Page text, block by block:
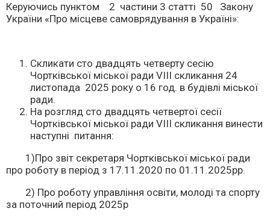
Керуючись пунктом 2 частини 3 статті 50 Закону
України «Про місцеве самоврядування в Україні»:
Скликати сто двадцять четверту сесію
Чортківської міської ради VІІІ скликання 24
листопада 2025 року о 16 год. в будівлі міської
ради.
На розгляд сто двадцять четвертої сесії
Чортківської міської ради VІІІ скликання винести
наступні питання:
1)Про звіт секретаря Чортківської міської ради
про роботу в період з 17.11.2020 по 01.11.2025рр.
2) Про роботу управління освіти, молоді та спорту
за поточний період 2025р